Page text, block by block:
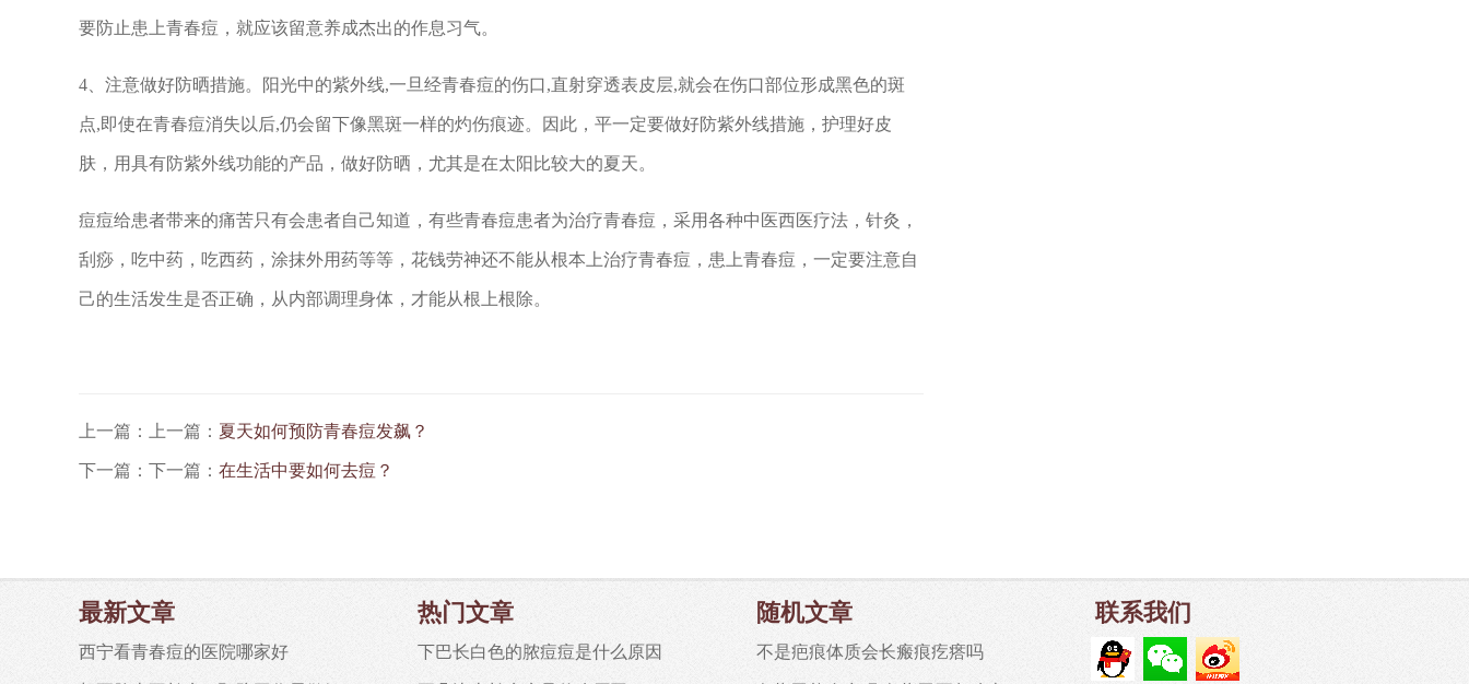
要防止患上青春痘，就应该留意养成杰出的作息习气。
4、注意做好防晒措施。阳光中的紫外线,一旦经青春痘的伤口,直射穿透表皮层,就会在伤口部位形成黑色的斑
点,即使在青春痘消失以后,仍会留下像黑斑一样的灼伤痕迹。因此，平一定要做好防紫外线措施，护理好皮
肤，用具有防紫外线功能的产品，做好防晒，尤其是在太阳比较大的夏天。
痘痘给患者带来的痛苦只有会患者自己知道，有些青春痘患者为治疗青春痘，采用各种中医西医疗法，针灸，
刮痧，吃中药，吃西药，涂抹外用药等等，花钱劳神还不能从根本上治疗青春痘，患上青春痘，一定要注意自
己的生活发生是否正确，从内部调理身体，才能从根上根除。
上一篇：上一篇： 夏天如何预防青春痘发飙？
下一篇：下一篇： 在生活中要如何去痘？
最新文章
西宁看青春痘的医院哪家好
热门文章
下巴长白色的脓痘痘是什么原因
随机文章
不是疤痕体质会长瘢痕疙瘩吗
联系我们